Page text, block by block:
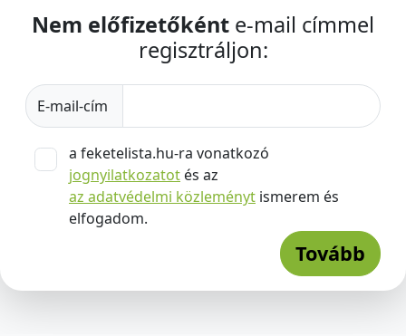
Nem előfizetőként e-mail címmel
regisztráljon:
E-mail-cím
a feketelista.hu-ra vonatkozó
jognyilatkozatot és az
az adatvédelmi közleményt ismerem és
elfogadom.
Tovább